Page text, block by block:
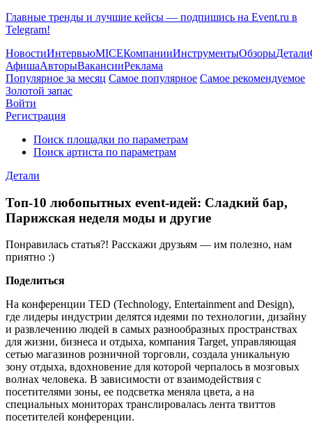
Главные тренды и лучшие кейсы — подпишись на Event.ru в
Telegram!
НовостиИнтервьюMICEКомпанииИнструментыОбзорыДетали
АфишаАвторыВакансииРеклама
Популярное за месяц Самое популярное Самое рекомендуемое
Золотой запас
Войти
Регистрация
Поиск площадки по параметрам
Поиск артиста по параметрам
Детали
Топ-10 любопытных event-идей: Сладкий бар,
Парижская неделя моды и другие
Понравилась статья?! Расскажи друзьям — им полезно, нам
приятно :)
Поделиться
На конференции TED (Technology, Entertainment and Design),
где лидеры индустрии делятся идеями по технологии, дизайну
и развлечению людей в самых разнообразных пространствах
для жизни, бизнеса и отдыха, компания Target, управляющая
сетью магазинов розничной торговли, создала уникальную
зону отдыха, вдохновение для которой черпалось в мозговых
волнах человека. В зависимости от взаимодействия с
посетителями зоны, ее подсветка меняла цвета, а на
специальных мониторах транслировалась лента твиттов
посетителей конференции.